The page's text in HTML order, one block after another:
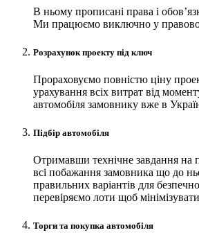
В ньому прописані права і
Ми працюємо виключно у
Розрахунок проекту під ключ
Прораховуємо повністю ціну
урахування всіх витрат від
автомобіля замовнику вже в
Підбір автомобіля
Отримавши технічне завдання на
всі побажання замовника що до
правильних варіантів для
перевіряємо лоти щоб
Торги та покупка автомобіля